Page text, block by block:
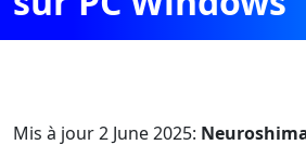
Mis à jour2 June 2025: